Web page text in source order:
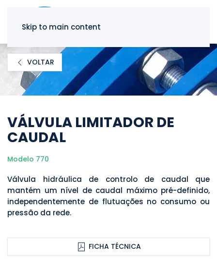
Skip to main content
VOLTAR
VÁLVULA LIMITADOR DE
CAUDAL
Modelo 770
Válvula hidráulica de controlo de caudal que
mantém um nível de caudal máximo pré-definido,
independentemente de flutuações no consumo ou
pressão da rede.
FICHA TÉCNICA